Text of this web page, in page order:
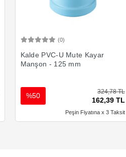
(0)
Kalde PVC-U Mute Kayar
Manşon - 125 mm
324,78 TL
162,39 TL
%50
Peşin Fiyatına x 3 Taksit